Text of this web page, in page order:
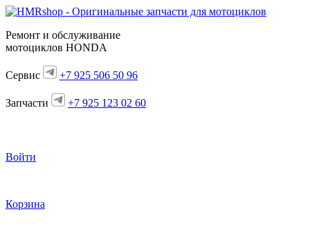
Ремонт и обслуживание
мотоциклов HONDA
Сервис +7 925 506 50 96
Запчасти +7 925 123 02 60
Войти
Корзина